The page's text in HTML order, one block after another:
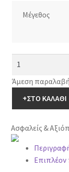
Μέγεθος
Γυναικείο
Φόρεμα
Εμπριμέ
5471-
20
ποσότητα
Άμεση
+ΣΤΟ ΚΑΛΑΘΙ
Ασφαλείς &
Επιπλέον